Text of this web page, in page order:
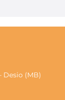
Desio (MB)